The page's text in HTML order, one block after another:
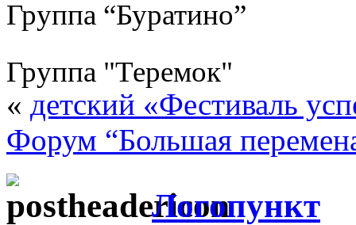
Группа “Буратино”
Группа "Теремок"
« детский «Фестиваль
Форум “Большая
Логопункт